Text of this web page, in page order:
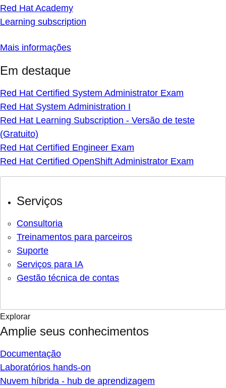
Red Hat Academy
Learning subscription
Mais informações
Em destaque
Red Hat Certified System Administrator Exam
Red Hat System Administration I
Red Hat Learning Subscription - Versão de teste
(Gratuito)
Red Hat Certified Engineer Exam
Red Hat Certified OpenShift Administrator Exam
Serviços
Consultoria
Treinamentos para parceiros
Suporte
Serviços para IA
Gestão técnica de contas
Explorar
Amplie seus conhecimentos
Documentação
Laboratórios hands-on
Nuvem híbrida - hub de aprendizagem